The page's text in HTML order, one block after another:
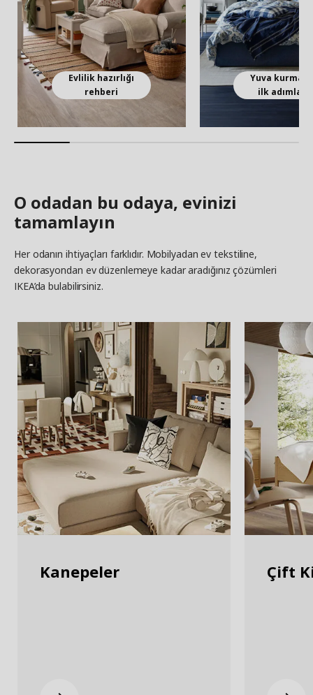
Evlilik hazırlığı
rehberi
Yuva
ilk adımları
O odadan bu odaya, evinizi
tamamlayın
Her odanın ihtiyaçları farklıdır. Mobilyadan ev tekstiline,
dekorasyondan ev düzenlemeye kadar aradığınız çözümleri
IKEA’da bulabilirsiniz.
Kanepeler Çift